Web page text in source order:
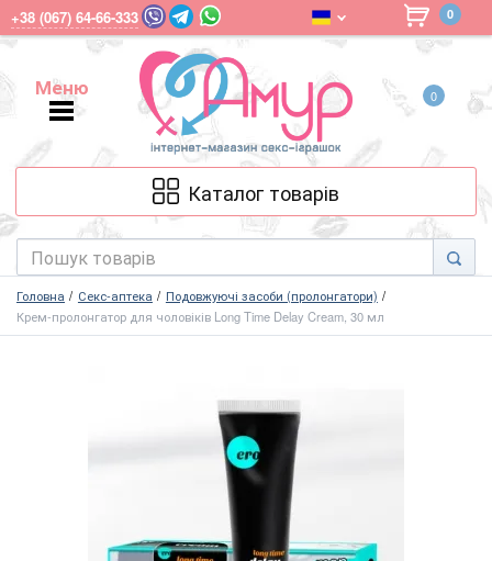
+38 (067) 64-66-333 0
Меню
Меню
0
Каталог товарів
Головна Секс-аптека
Подовжуючі засоби (пролонгатори)
Крем-пролонгатор для чоловіків Long Time Delay Cream, 30 мл